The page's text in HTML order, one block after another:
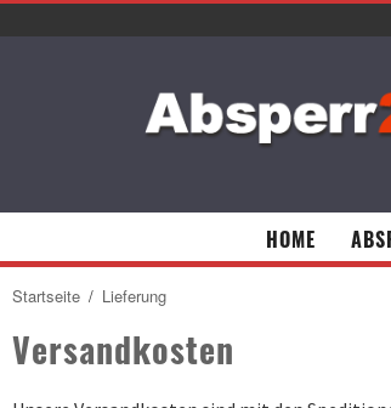
HOME
Startseite / Lieferung
Versandkosten